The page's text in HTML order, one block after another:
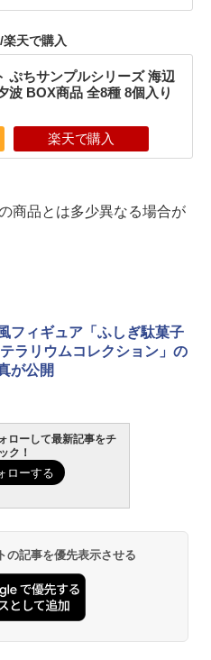
天で購入
ぷちサンプルシリーズ 海辺
波 BOX商品 全8種 8個入り
楽天で購入
商品とは多少異なる場合が
フィギュア「ふしぎ駄菓子
ラリウムコレクション」の
が公開
ローして最新記事をチ
ク！
の記事を優先表示させる